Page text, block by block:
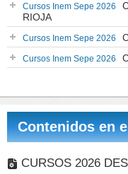
Cursos Inem Sepe 2026
RIOJA
Cursos Inem Sepe 2026
Cursos Inem Sepe 2026
Contenidos en
CURSOS 2026